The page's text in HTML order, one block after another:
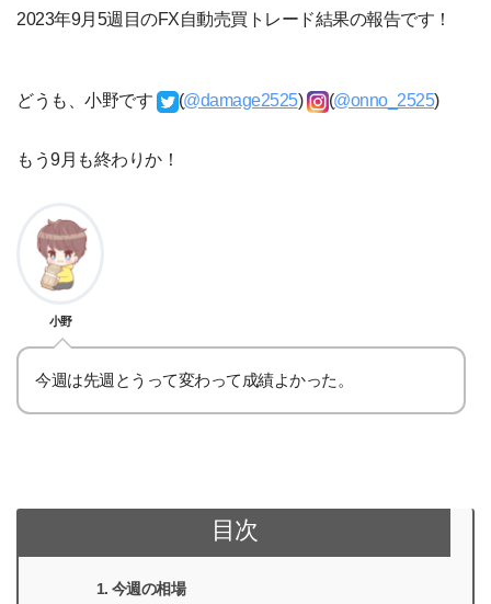
2023年9月5週目のFX自動売買トレード結果の報告です！
どうも、小野です (@damage2525) (@onno_2525)
もう9月も終わりか！
小野
今週は先週とうって変わって成績よかった。
目次
今週の相場